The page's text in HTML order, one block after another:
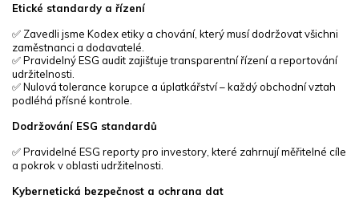
Etické standardy a řízení
✅ Zavedli jsme Kodex etiky a chování, který musí dodržovat všichni
zaměstnanci a dodavatelé.
✅ Pravidelný ESG audit zajišťuje transparentní řízení a reportování
udržitelnosti.
✅ Nulová tolerance korupce a úplatkářství – každý obchodní vztah
podléhá přísné kontrole.
Dodržování ESG standardů
✅ Pravidelné ESG reporty pro investory, které zahrnují měřitelné cíle
a pokrok v oblasti udržitelnosti.
Kybernetická bezpečnost a ochrana dat